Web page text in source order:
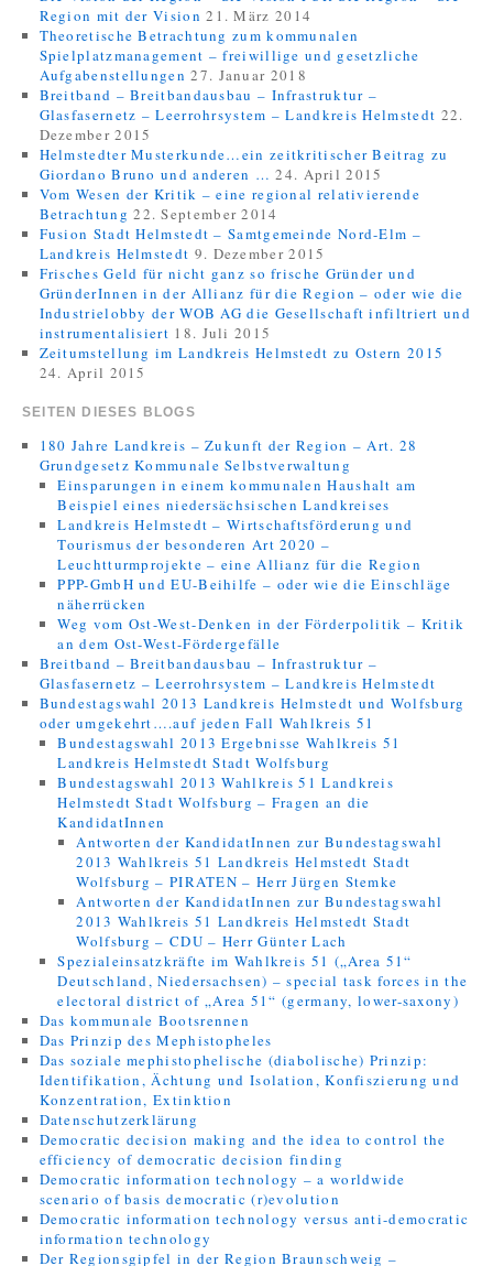
Region mit der Vision 21. März 2014
Theoretische Betrachtung zum kommunalen
Spielplatzmanagement – freiwillige und gesetzliche
Aufgabenstellungen 27. Januar 2018
Breitband – Breitbandausbau – Infrastruktur –
Glasfasernetz – Leerrohrsystem – Landkreis Helmstedt 22.
Dezember 2015
Helmstedter Musterkunde…ein zeitkritischer Beitrag zu
Giordano Bruno und anderen … 24. April 2015
Vom Wesen der Kritik – eine regional relativierende
Betrachtung 22. September 2014
Fusion Stadt Helmstedt – Samtgemeinde Nord-Elm –
Landkreis Helmstedt 9. Dezember 2015
Frisches Geld für nicht ganz so frische Gründer und
GründerInnen in der Allianz für die Region – oder wie die
Industrielobby der WOB AG die Gesellschaft infiltriert und
instrumentalisiert 18. Juli 2015
Zeitumstellung im Landkreis Helmstedt zu Ostern 2015
24. April 2015
SEITEN DIESES BLOGS
180 Jahre Landkreis – Zukunft der Region – Art. 28
Grundgesetz Kommunale Selbstverwaltung
Einsparungen in einem kommunalen Haushalt am
Beispiel eines niedersächsischen Landkreises
Landkreis Helmstedt – Wirtschaftsförderung und
Tourismus der besonderen Art 2020 –
Leuchtturmprojekte – eine Allianz für die Region
PPP-GmbH und EU-Beihilfe – oder wie die Einschläge
näherrücken
Weg vom Ost-West-Denken in der Förderpolitik – Kritik
an dem Ost-West-Fördergefälle
Breitband – Breitbandausbau – Infrastruktur –
Glasfasernetz – Leerrohrsystem – Landkreis Helmstedt
Bundestagswahl 2013 Landkreis Helmstedt und Wolfsburg
oder umgekehrt….auf jeden Fall Wahlkreis 51
Bundestagswahl 2013 Ergebnisse Wahlkreis 51
Landkreis Helmstedt Stadt Wolfsburg
Bundestagswahl 2013 Wahlkreis 51 Landkreis
Helmstedt Stadt Wolfsburg – Fragen an die
KandidatInnen
Antworten der KandidatInnen zur Bundestagswahl
2013 Wahlkreis 51 Landkreis Helmstedt Stadt
Wolfsburg – PIRATEN – Herr Jürgen Stemke
Antworten der KandidatInnen zur Bundestagswahl
2013 Wahlkreis 51 Landkreis Helmstedt Stadt
Wolfsburg – CDU – Herr Günter Lach
Spezialeinsatzkräfte im Wahlkreis 51 („Area 51“
Deutschland, Niedersachsen) – special task forces in the
electoral district of „Area 51“ (germany, lower-saxony)
Das kommunale Bootsrennen
Das Prinzip des Mephistopheles
Das soziale mephistophelische (diabolische) Prinzip:
Identifikation, Ächtung und Isolation, Konfiszierung und
Konzentration, Extinktion
Datenschutzerklärung
Democratic decision making and the idea to control the
efficiency of democratic decision finding
Democratic information technology – a worldwide
scenario of basis democratic (r)evolution
Democratic information technology versus anti-democratic
information technology
Der Regionsgipfel in der Region Braunschweig –